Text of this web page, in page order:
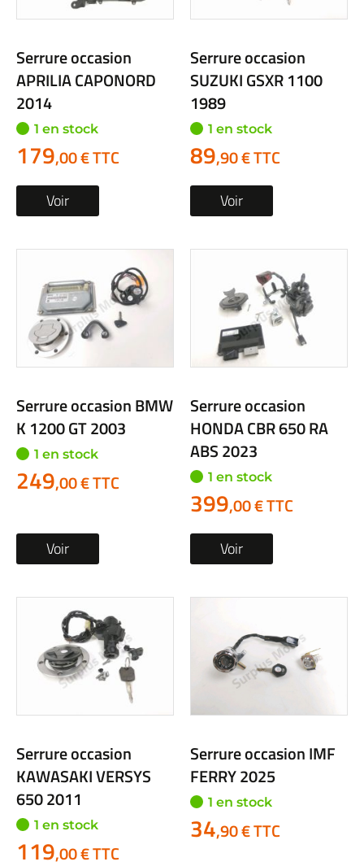
Serrure occasion
APRILIA CAPONORD
2014
1 en stock
179,00 € TTC
Voir
Serrure occasion
SUZUKI GSXR 1100
1989
1 en stock
89,90 € TTC
Voir
Serrure occasion BMW
K 1200 GT 2003
1 en stock
249,00 € TTC
Voir
Serrure occasion
HONDA CBR 650 RA
ABS 2023
1 en stock
399,00 € TTC
Voir
Serrure occasion
KAWASAKI VERSYS
650 2011
1 en stock
119,00 € TTC
Serrure occasion IMF
FERRY 2025
1 en stock
34,90 € TTC